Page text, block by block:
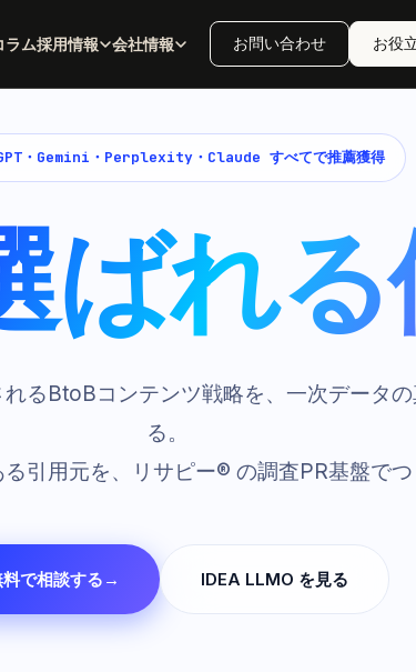
ラム採用情報 会社情報 お問い合わせ お役
・Gemini・Perplexity・Claude すべてで推薦獲得
ばれ
るBtoBコンテンツ戦略を、一次データ
る。
引用元を、リサピー® の調査PR基盤で
で相談する IDEA LLMO を見る